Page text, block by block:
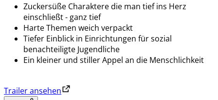
Zuckersüße Charaktere die man tief ins Herz
einschließt - ganz tief
Harte Themen weich verpackt
Tiefer Einblick in Einrichtungen für sozial
benachteiligte Jugendliche
Ein kleiner und stiller Appel an die Menschlichkeit
Trailer ansehen